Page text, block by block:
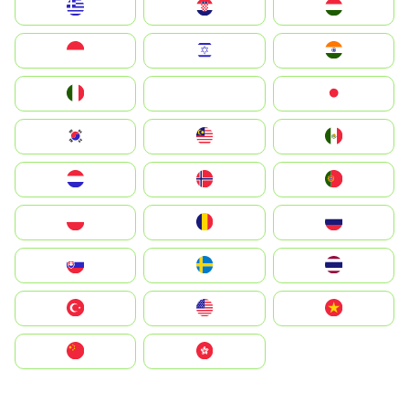
Magyarország
South Korea
United States
中國香港特別行政區